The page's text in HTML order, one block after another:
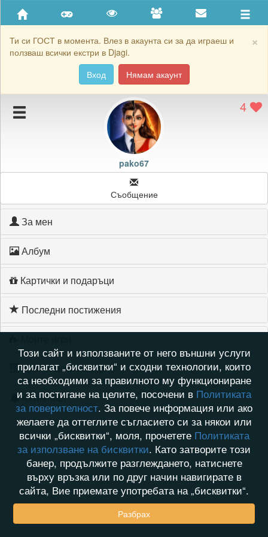
×
Ти си ГОСТ в момента. Влез в акаунта си за да играеш и
ползваш всички екстри в Djagi.
Вход
Нямам акаунт
Приятели
Хронология на игри
Подаръците на pako67
Картичките на pako67
4
pako67
Съобщение
За мен
Албум
Картички и подаръци
Последни постижения
Хронология на игри
Активност
Този сайт и използваните от него външни услуги
прилагат „бисквитки“ и сходни технологии, които
са необходими за правилното му функциониране
и за постигане на целите, посочени в Политиката
за поверителност. За повече информация или ако
желаете да оттеглите съгласието си за някои или
всички „бисквитки“, моля, прочетете Политиката
за използване на бисквитки. Като затворите този
банер, продължите разглеждането, натиснете
върху връзка или по друг начин навигирате в
сайта, Вие приемате употребата на „бисквитки“.
Разбрах